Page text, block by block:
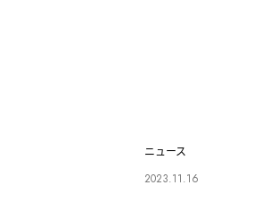
ニュース
2023.11.16